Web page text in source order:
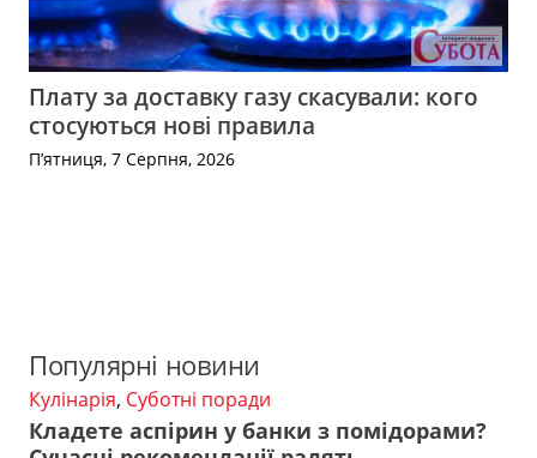
Плату за доставку газу скасували: кого
стосуються нові правила
П’ятниця, 7 Серпня, 2026
Популярні новини
Кулінарія, Суботні поради
Кладете аспірин у банки з помідорами?